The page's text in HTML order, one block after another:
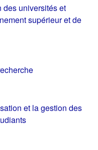
universités et
supérieur et de
et la gestion des